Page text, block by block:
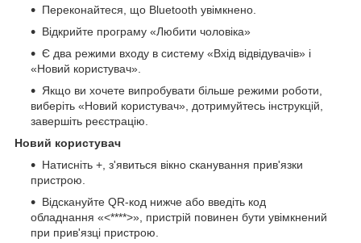
Переконайтеся, що Bluetooth увімкнено.
Відкрийте програму «Любити чоловіка»
Є два режими входу в систему «Вхід відвідувачів» і
«Новий користувач».
Якщо ви хочете випробувати більше режими роботи,
виберіть «Новий користувач», дотримуйтесь інструкцій,
завершіть реєстрацію.
Новий користувач
Натисніть +, з'явиться вікно сканування прив'язки
пристрою.
Відскануйте QR-код нижче або введіть код
обладнання «<****>», пристрій повинен бути увімкнений
при прив'язці пристрою.